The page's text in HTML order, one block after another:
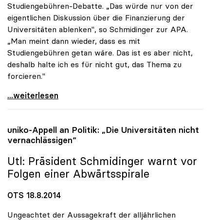
Studiengebühren-Debatte. „Das würde nur von der
eigentlichen Diskussion über die Finanzierung der
Universitäten ablenken", so Schmidinger zur APA.
„Man meint dann wieder, dass es mit
Studiengebühren getan wäre. Das ist es aber nicht,
deshalb halte ich es für nicht gut, das Thema zu
forcieren."
Rektoren-Chef: Gebühren-Diskussion lenkt von
...weiterlesen
uniko-Appell an Politik: „Die Universitäten nicht
vernachlässigen“
Utl: Präsident Schmidinger warnt vor
Folgen einer Abwärtsspirale
OTS 18.8.2014
Ungeachtet der Aussagekraft der alljährlichen